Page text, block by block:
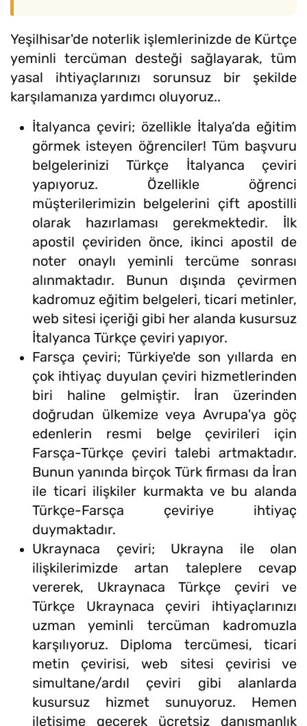
Yeşilhisar'de noterlik işlemlerinizde de Kürtçe
yeminli tercüman desteği sağlayarak, tüm
yasal ihtiyaçlarınızı sorunsuz bir şekilde
karşılamanıza yardımcı oluyoruz..
İtalyanca çeviri; özellikle İtalya’da eğitim
görmek isteyen öğrenciler! Tüm başvuru
belgelerinizi Türkçe İtalyanca çeviri
yapıyoruz. Özellikle öğrenci
müşterilerimizin belgelerini çift apostilli
olarak hazırlaması gerekmektedir. İlk
apostil çeviriden önce, ikinci apostil de
noter onaylı yeminli tercüme sonrası
alınmaktadır. Bunun dışında çevirmen
kadromuz eğitim belgeleri, ticari metinler,
web sitesi içeriği gibi her alanda kusursuz
İtalyanca Türkçe çeviri yapıyor.
Farsça çeviri; Türkiye'de son yıllarda en
çok ihtiyaç duyulan çeviri hizmetlerinden
biri haline gelmiştir. İran üzerinden
doğrudan ülkemize veya Avrupa'ya göç
edenlerin resmi belge çevirileri için
Farsça-Türkçe çeviri talebi artmaktadır.
Bunun yanında birçok Türk firması da İran
ile ticari ilişkiler kurmakta ve bu alanda
Türkçe-Farsça çeviriye ihtiyaç
duymaktadır.
Ukraynaca çeviri; Ukrayna ile olan
ilişkilerimizde artan taleplere cevap
vererek, Ukraynaca Türkçe çeviri ve
Türkçe Ukraynaca çeviri ihtiyaçlarınızı
uzman yeminli tercüman kadromuzla
karşılıyoruz. Diploma tercümesi, ticari
metin çevirisi, web sitesi çevirisi ve
simultane/ardıl çeviri gibi alanlarda
kusursuz hizmet sunuyoruz. Hemen
iletişime geçerek ücretsiz danışmanlık